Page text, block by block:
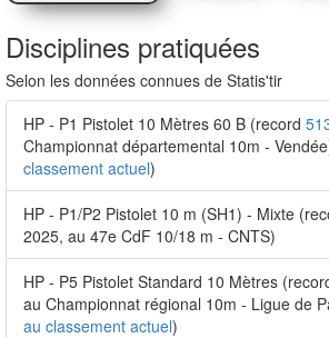
Disciplines pratiquées
Selon les données connues de Statis'tir
HP - P1 Pistolet 10 Mètres 60 B (record
Championnat départemental 10m -
classement actuel)
HP - P1/P2 Pistolet 10 m (SH1) - Mixte
2025, au 47e CdF 10/18 m - CNTS)
HP - P5 Pistolet Standard 10 Mètres
au Championnat régional 10m - Ligue de
au classement actuel)